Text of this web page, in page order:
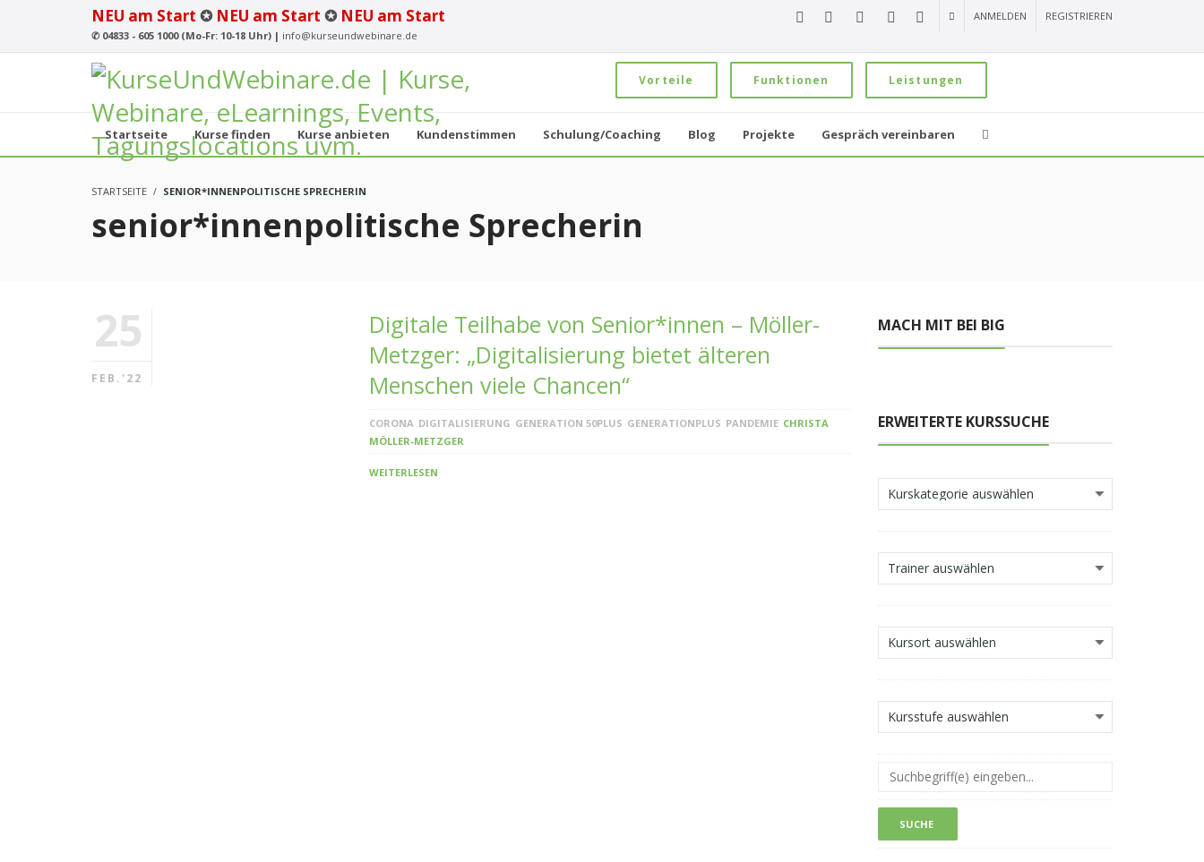
NEU am Start ✪ NEU am Start ✪ NEU am Start
✆04833 - 605 1000 (Mo-Fr: 10-18 Uhr) | info@kurseundwebinare.de
ANMELDEN REGISTRIEREN
Vorteile Funktionen Leistungen
Startseite Kurse finden Kurse anbieten Kundenstimmen Schulung/Coaching Blog Projekte Gespräch vereinbaren
STARTSEITE SENIOR*INNENPOLITISCHE SPRECHERIN
senior*innenpolitische Sprecherin
25
FEB.'22
Digitale Teilhabe von Senior*innen – Möller-
Metzger: „Digitalisierung bietet älteren
Menschen viele Chancen“
CORONA DIGITALISIERUNG GENERATION 50PLUS GENERATIONPLUS PANDEMIE CHRISTA
MÖLLER-METZGER
WEITERLESEN
MACH MIT BEI BIG
ERWEITERTE KURSSUCHE